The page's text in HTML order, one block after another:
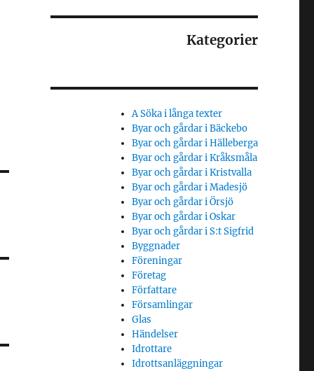
Kategorier
A Söka i långa texter
Byar och gårdar i Bäckebo
Byar och gårdar i Hälleberga
Byar och gårdar i Kråksmåla
Byar och gårdar i Kristvalla
Byar och gårdar i Madesjö
Byar och gårdar i Örsjö
Byar och gårdar i Oskar
Byar och gårdar i S:t Sigfrid
Byggnader
Föreningar
Företag
Författare
Församlingar
Glas
Händelser
Idrottare
Idrottsanläggningar